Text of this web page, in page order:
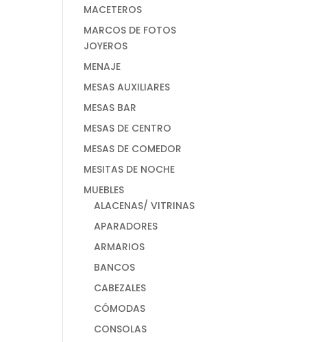
MACETEROS
MARCOS DE FOTOS
JOYEROS
MENAJE
MESAS AUXILIARES
MESAS BAR
MESAS DE CENTRO
MESAS DE COMEDOR
MESITAS DE NOCHE
MUEBLES
ALACENAS/ VITRINAS
APARADORES
ARMARIOS
BANCOS
CABEZALES
CÓMODAS
CONSOLAS